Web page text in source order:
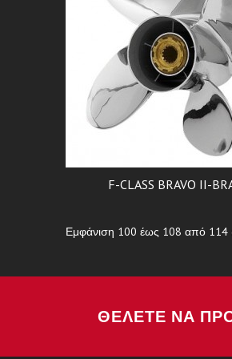
F-CLASS BRAVO II-
Εμφάνιση 100 έως 108 από 114
ΘΈΛΕΤΕ ΝΑ